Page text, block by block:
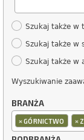
Szukaj także w
Szukaj także w
Szukaj także w
Wyszukiwanie
BRANŻA
×GÓRNICTWO ×